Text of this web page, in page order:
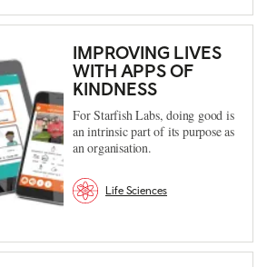
IMPROVING LIVES
WITH APPS OF
KINDNESS
For Starfish Labs, doing good is
an intrinsic part of its purpose as
an organisation.
Life Sciences